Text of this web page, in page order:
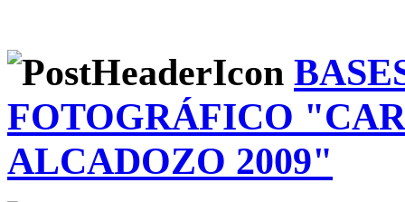
FOTOGRÁFICO
ALCADOZO 2009"